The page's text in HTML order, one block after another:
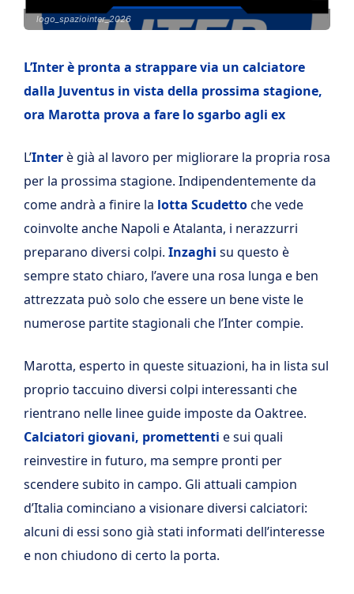
logo_spaziointer_2026
L’Inter è pronta a strappare via un calciatore
dalla Juventus in vista della prossima stagione,
ora Marotta prova a fare lo sgarbo agli ex
L’Interè già al lavoro per migliorare la propria rosa
per la prossima stagione. Indipendentemente da
come andrà a finire la lotta Scudettoche vede
coinvolte anche Napoli e Atalanta, i nerazzurri
preparano diversi colpi. Inzaghi su questo è
sempre stato chiaro, l’avere una rosa lunga e ben
attrezzata può solo che essere un bene viste le
numerose partite stagionali che l’Inter compie.
Marotta, esperto in queste situazioni, ha in lista sul
proprio taccuino diversi colpi interessanti che
rientrano nelle linee guide imposte da Oaktree.
Calciatori giovani, promettenti e sui quali
reinvestire in futuro, ma sempre pronti per
scendere subito in campo. Gli attuali campion
d’Italia cominciano a visionare diversi calciatori:
alcuni di essi sono già stati informati dell’interesse
e non chiudono di certo la porta.